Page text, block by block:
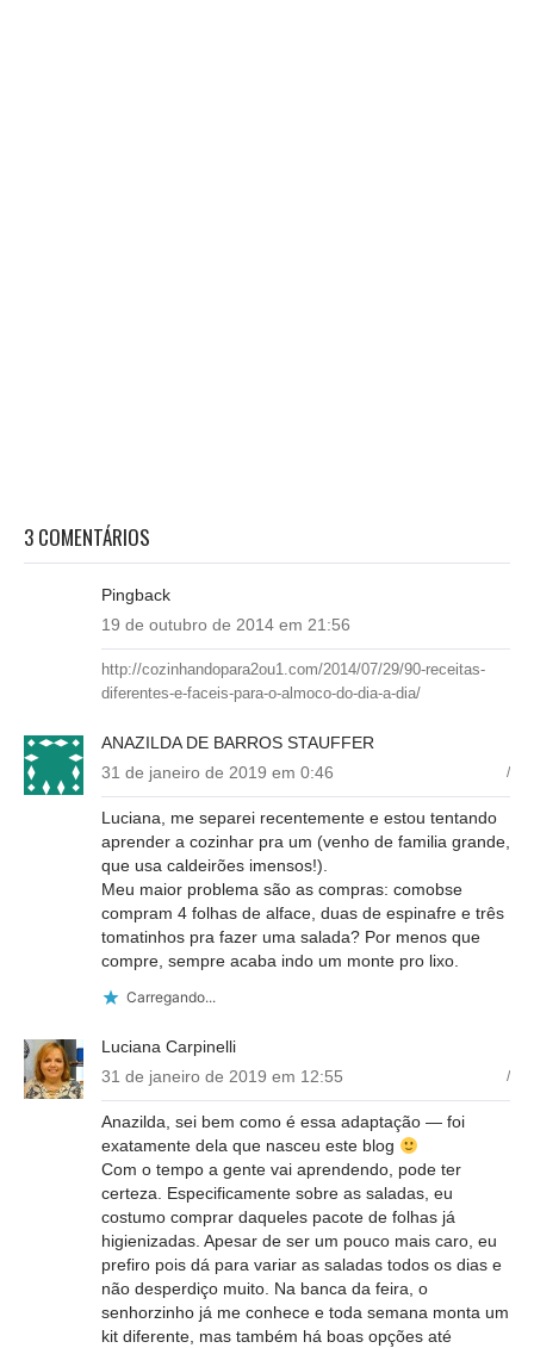
3 COMENTÁRIOS
Pingback
19 de outubro de 2014 em 21:56
http://cozinhandopara2ou1.com/2014/07/29/90-receitas-
diferentes-e-faceis-para-o-almoco-do-dia-a-dia/
ANAZILDA DE BARROS STAUFFER
31 de janeiro de 2019 em 0:46
/
Luciana, me separei recentemente e estou tentando
aprender a cozinhar pra um (venho de familia grande,
que usa caldeirões imensos!).
Meu maior problema são as compras: comobse
compram 4 folhas de alface, duas de espinafre e três
tomatinhos pra fazer uma salada? Por menos que
compre, sempre acaba indo um monte pro lixo.
Carregando...
Luciana Carpinelli
31 de janeiro de 2019 em 12:55
/
Anazilda, sei bem como é essa adaptação — foi
exatamente dela que nasceu este blog
Com o tempo a gente vai aprendendo, pode ter
certeza. Especificamente sobre as saladas, eu
costumo comprar daqueles pacote de folhas já
higienizadas. Apesar de ser um pouco mais caro, eu
prefiro pois dá para variar as saladas todos os dias e
não desperdiço muito. Na banca da feira, o
senhorzinho já me conhece e toda semana monta um
kit diferente, mas também há boas opções até